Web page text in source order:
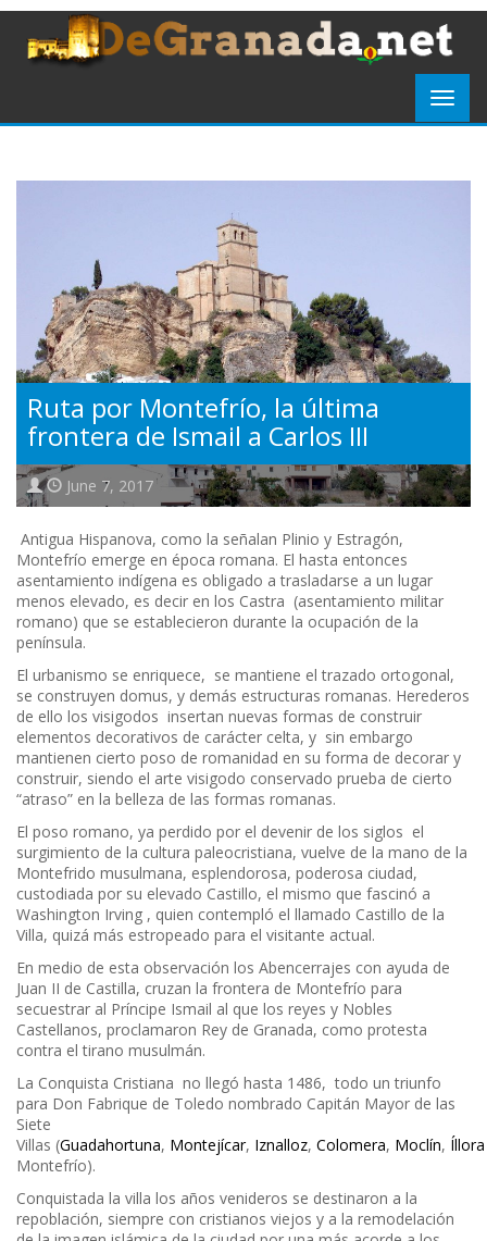
Ruta por Montefrío, la última
frontera de Ismail a Carlos III
June 7, 2017
Antigua Hispanova, como la señalan Plinio y Estragón,
Montefrío emerge en época romana. El hasta entonces
asentamiento indígena es obligado a trasladarse a un lugar
menos elevado, es decir en los Castra (asentamiento militar
romano) que se establecieron durante la ocupación de la
península.
El urbanismo se enriquece, se mantiene el trazado ortogonal,
se construyen domus, y demás estructuras romanas. Herederos
de ello los visigodos insertan nuevas formas de construir
elementos decorativos de carácter celta, y sin embargo
mantienen cierto poso de romanidad en su forma de decorar y
construir, siendo el arte visigodo conservado prueba de cierto
“atraso” en la belleza de las formas romanas.
El poso romano, ya perdido por el devenir de los siglos el
surgimiento de la cultura paleocristiana, vuelve de la mano de la
Montefrido musulmana, esplendorosa, poderosa ciudad,
custodiada por su elevado Castillo, el mismo que fascinó a
Washington Irving , quien contempló el llamado Castillo de la
Villa, quizá más estropeado para el visitante actual.
En medio de esta observación los Abencerrajes con ayuda de
Juan II de Castilla, cruzan la frontera de Montefrío para
secuestrar al Príncipe Ismail al que los reyes y Nobles
Castellanos, proclamaron Rey de Granada, como protesta
contra el tirano musulmán.
La Conquista Cristiana no llegó hasta 1486, todo un triunfo
para Don Fabrique de Toledo nombrado Capitán Mayor de las
Siete
Villas (Guadahortuna, Montejícar, Iznalloz, Colomera, Moclín, Íllora
Montefrío).
Conquistada la villa los años venideros se destinaron a la
repoblación, siempre con cristianos viejos y a la remodelación